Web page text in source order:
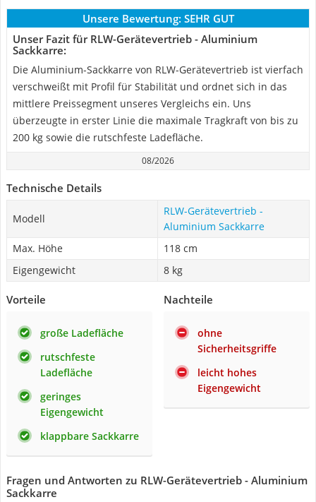
Unsere Bewertung: SEHR GUT
Unser Fazit für RLW-Gerätevertrieb - Aluminium
Sackkarre:
Die Aluminium-Sackkarre von RLW-Gerätevertrieb ist vierfach
verschweißt mit Profil für Stabilität und ordnet sich in das
mittlere Preissegment unseres Vergleichs ein. Uns
überzeugte in erster Linie die maximale Tragkraft von bis zu
200 kg sowie die rutschfeste Ladefläche.
08/2026
Technische Details
Modell
RLW-Gerätevertrieb -
Aluminium Sackkarre
Max. Höhe
118 cm
Eigengewicht
8 kg
Vorteile
große Ladefläche
rutschfeste
Ladefläche
geringes
Eigengewicht
klappbare Sackkarre
Nachteile
ohne
Sicherheitsgriffe
leicht hohes
Eigengewicht
Fragen und Antworten zu RLW-Gerätevertrieb - Aluminium
Sackkarre